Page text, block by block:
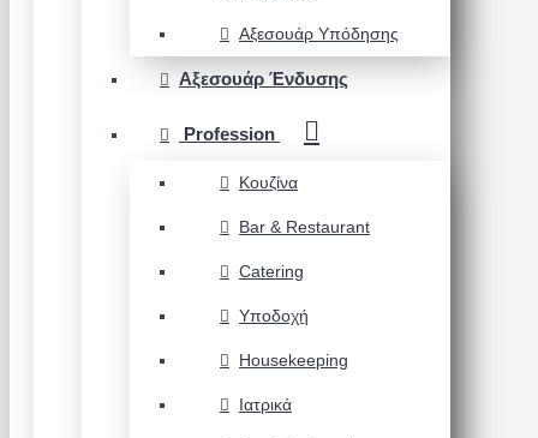
Αξεσουάρ Υπόδησης
Αξεσουάρ Ένδυσης
Profession
Κουζίνα
Bar & Restaurant
Catering
Υποδοχή
Housekeeping
Ιατρικά